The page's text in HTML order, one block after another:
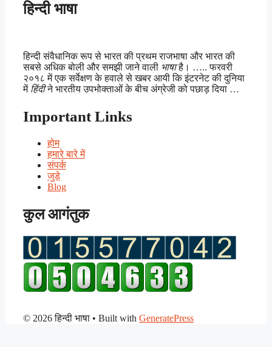
हिन्दी भाषा
हिन्दी संवैधानिक रूप से भारत की प्रथम राजभाषा और भारत की
सबसे अधिक बोली और समझी जाने वाली भाषाहै। ….. फरवरी
२०१८ में एक सर्वेक्षण के हवाले से खबर आयी कि इंटरनेट की दुनिया
में हिंदीने भारतीय उपभोक्ताओं के बीच अंग्रेजी को पछाड़ दिया …
Important Links
होम
हमारे बारे में
संपर्क
जुड़े
Blog
कुल आगंतुक
© 2026 हिन्दी भाषा • Built with GeneratePress